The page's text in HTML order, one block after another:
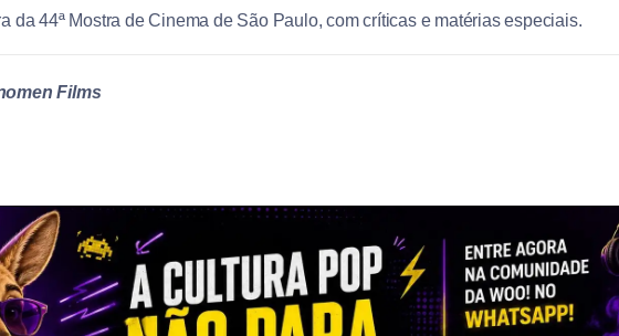
da 44ª Mostra de Cinema de São Paulo, com críticas e matérias especiais.
Films